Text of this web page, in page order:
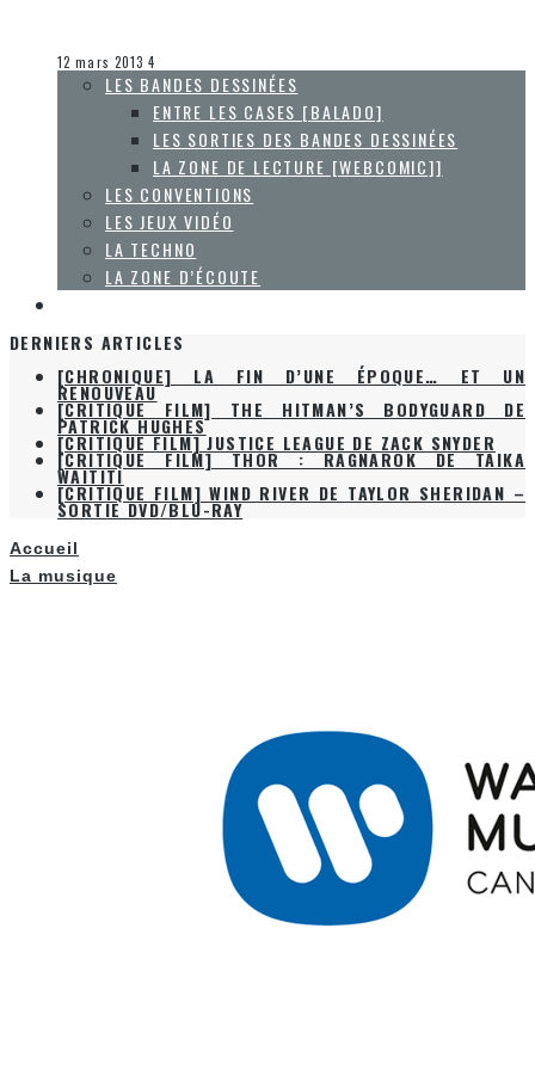
12 mars 2013 4
LES BANDES DESSINÉES
ENTRE LES CASES [BALADO]
LES SORTIES DES BANDES DESSINÉES
LA ZONE DE LECTURE [WEBCOMIC]]
LES CONVENTIONS
LES JEUX VIDÉO
LA TECHNO
LA ZONE D’ÉCOUTE
DERNIERS ARTICLES
[CHRONIQUE] LA FIN D’UNE ÉPOQUE… ET UN
RENOUVEAU
[CRITIQUE FILM] THE HITMAN’S BODYGUARD DE
PATRICK HUGHES
[CRITIQUE FILM] JUSTICE LEAGUE DE ZACK SNYDER
[CRITIQUE FILM] THOR : RAGNAROK DE TAIKA
WAITITI
[CRITIQUE FILM] WIND RIVER DE TAYLOR SHERIDAN –
SORTIE DVD/BLU-RAY
Accueil
La musique